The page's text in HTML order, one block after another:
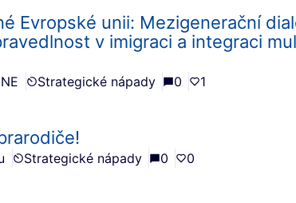
Evropské unii: Mezigenerační
v imigraci a integraci
Strategické nápady 0 1
Strategické nápady 0 0